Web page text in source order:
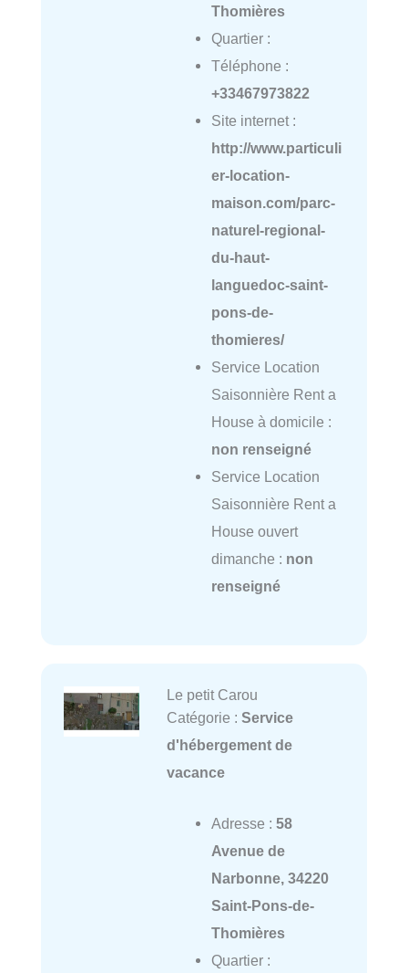
Thomières
Quartier :
Téléphone :
+33467973822
Site internet :
http://www.particuli
er-location-
maison.com/parc-
naturel-regional-
du-haut-
languedoc-saint-
pons-de-
thomieres/
Service Location
Saisonnière Rent a
House à domicile :
non renseigné
Service Location
Saisonnière Rent a
House ouvert
dimanche : non
renseigné
Le petit Carou
Catégorie : Service
d'hébergement de
vacance
Adresse : 58
Avenue de
Narbonne, 34220
Saint-Pons-de-
Thomières
Quartier :